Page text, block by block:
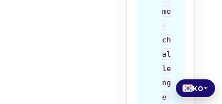
me
-
ch
al
le
ng
e
KO